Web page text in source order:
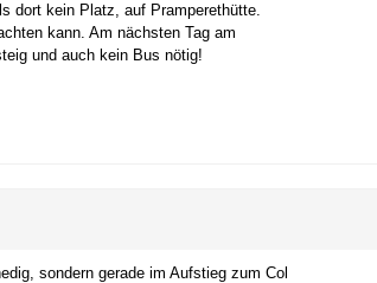
dort kein Platz, auf Pramperethütte.
kann. Am nächsten Tag am
und auch kein Bus nötig!
sondern gerade im Aufstieg zum Col